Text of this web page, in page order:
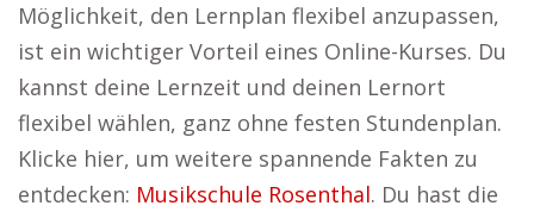
Möglichkeit, den Lernplan flexibel anzupassen,
ist ein wichtiger Vorteil eines Online-Kurses. Du
kannst deine Lernzeit und deinen Lernort
flexibel wählen, ganz ohne festen Stundenplan.
Klicke hier, um weitere spannende Fakten zu
entdecken: Musikschule Rosenthal. Du hast die